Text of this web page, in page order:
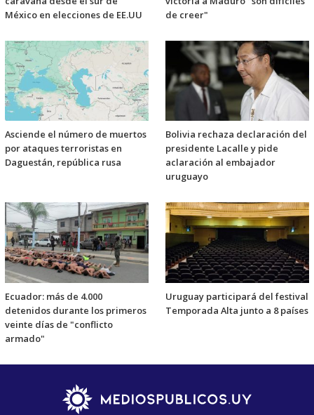
México en elecciones de EE.UU
de creer"
Asciende el número de muertos
por ataques terroristas en
Daguestán, república rusa
Bolivia rechaza declaración del
presidente Lacalle y pide
aclaración al embajador
uruguayo
Ecuador: más de 4.000
detenidos durante los primeros
veinte días de "conflicto
armado"
Uruguay participará del festival
Temporada Alta junto a 8 países